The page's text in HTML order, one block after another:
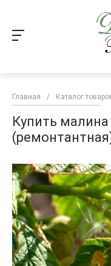
Главная / Каталог
Купить